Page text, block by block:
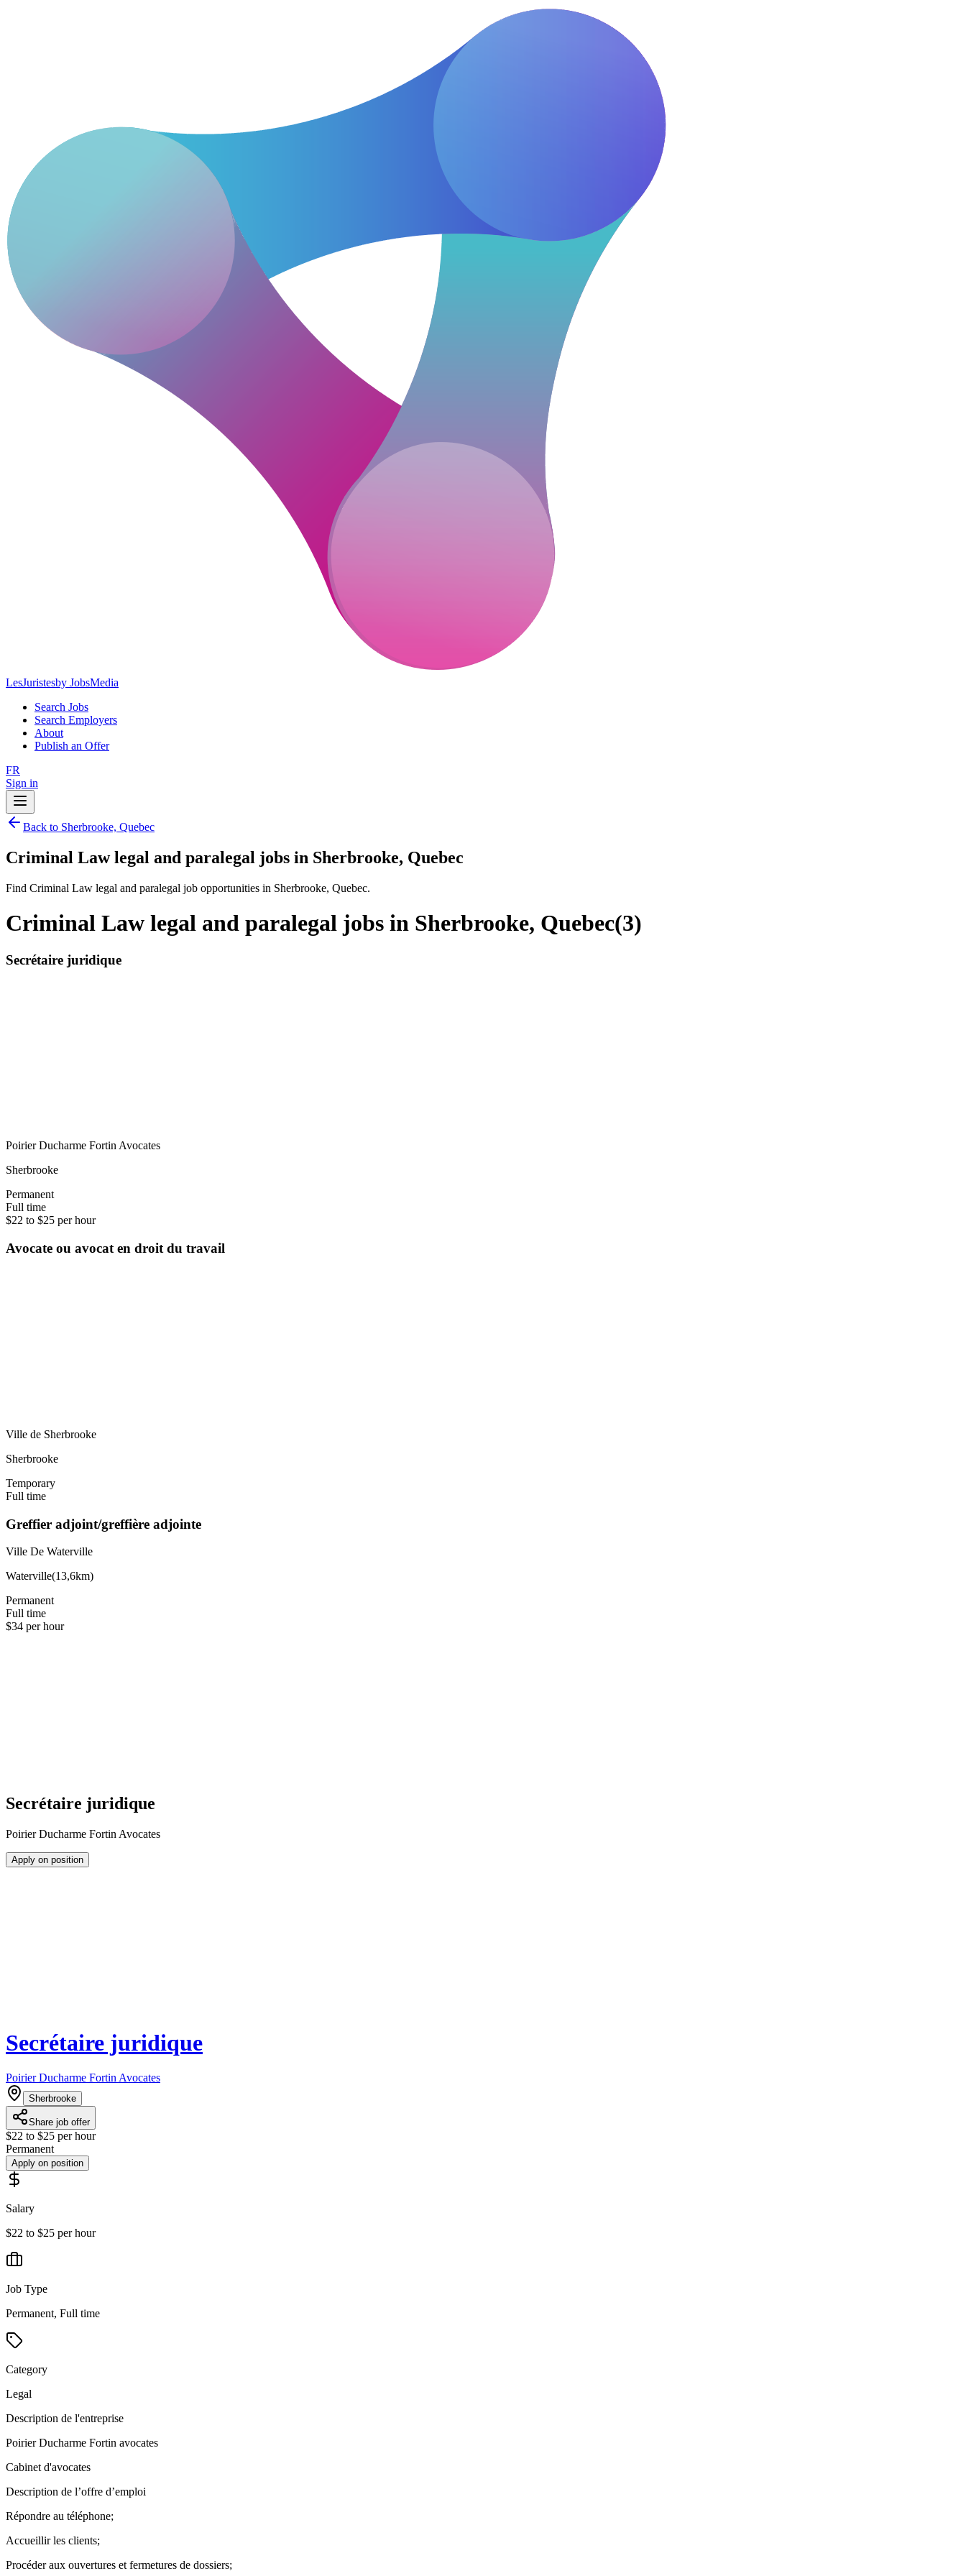
LesJuristesby JobsMedia
Search Jobs
Search Employers
About
Publish an Offer
FR
Sign in
Back to Sherbrooke, Quebec
Criminal Law legal and paralegal jobs in Sherbrooke, Quebec
Find Criminal Law legal and paralegal job opportunities in Sherbrooke, Quebec.
Criminal Law legal and paralegal jobs in Sherbrooke, Quebec(3)
Secrétaire juridique
Poirier Ducharme Fortin Avocates
Sherbrooke
Permanent
Full time
$22 to $25 per hour
Avocate ou avocat en droit du travail
Ville de Sherbrooke
Sherbrooke
Temporary
Full time
Greffier adjoint/greffière adjointe
Ville De Waterville
Waterville(13,6km)
Permanent
Full time
$34 per hour
Secrétaire juridique
Poirier Ducharme Fortin Avocates
Apply on position
Secrétaire juridique
Poirier Ducharme Fortin Avocates
Sherbrooke
Share job offer
$22 to $25 per hour
Permanent
Apply on position
Salary
$22 to $25 per hour
Job Type
Permanent, Full time
Category
Legal
Description de l'entreprise
Poirier Ducharme Fortin avocates
Cabinet d'avocates
Description de l’offre d’emploi
Répondre au téléphone;
Accueillir les clients;
Procéder aux ouvertures et fermetures de dossiers;